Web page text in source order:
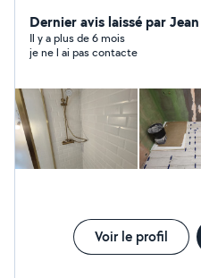
Dernier avis laissé par
Il y a plus de 6 mois
je ne l ai pas contacte
Voir le profil